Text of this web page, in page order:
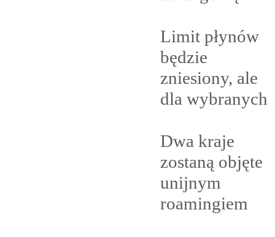
Limit płynów
będzie
zniesiony, ale
dla wybranych
Dwa kraje
zostaną objęte
unijnym
roamingiem